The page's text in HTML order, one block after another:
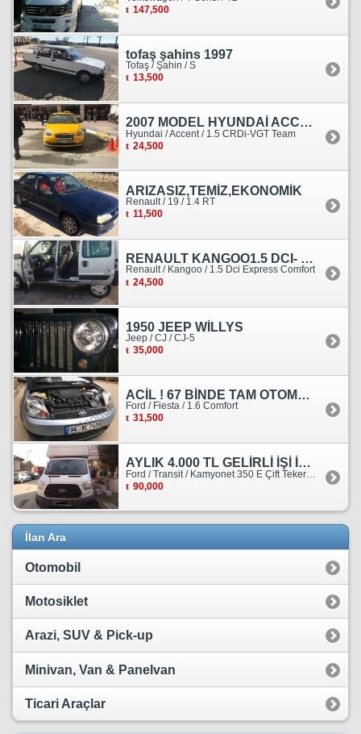
147,500
tofaş şahins 1997
Tofaş / Şahin / S
13,500
2007 MODEL HYUNDAİ ACCENT ERA MOTOR YENİ YAPILDI
Hyundai / Accent / 1.5 CRDi-VGT Team
24,500
ARIZASIZ,TEMİZ,EKONOMİK
Renault / 19 / 1.4 RT
11,500
RENAULT KANGOO1.5 DCI- 138 KM
Renault / Kangoo / 1.5 Dci Express Comfort
24,500
1950 JEEP WİLLYS
Jeep / CJ / CJ-5
35,000
ACİL ! 67 BİNDE TAM OTOMATİK FORD FİESTA
Ford / Fiesta / 1.6 Comfort
31,500
AYLIK 4.000 TL GELİRLİ İŞİ İLE BİRLİKTE SATILIKTIR.
90,000
İlan Ara
Otomobil
Motosiklet
Arazi, SUV & Pick-up
Minivan, Van & Panelvan
Ticari Araçlar